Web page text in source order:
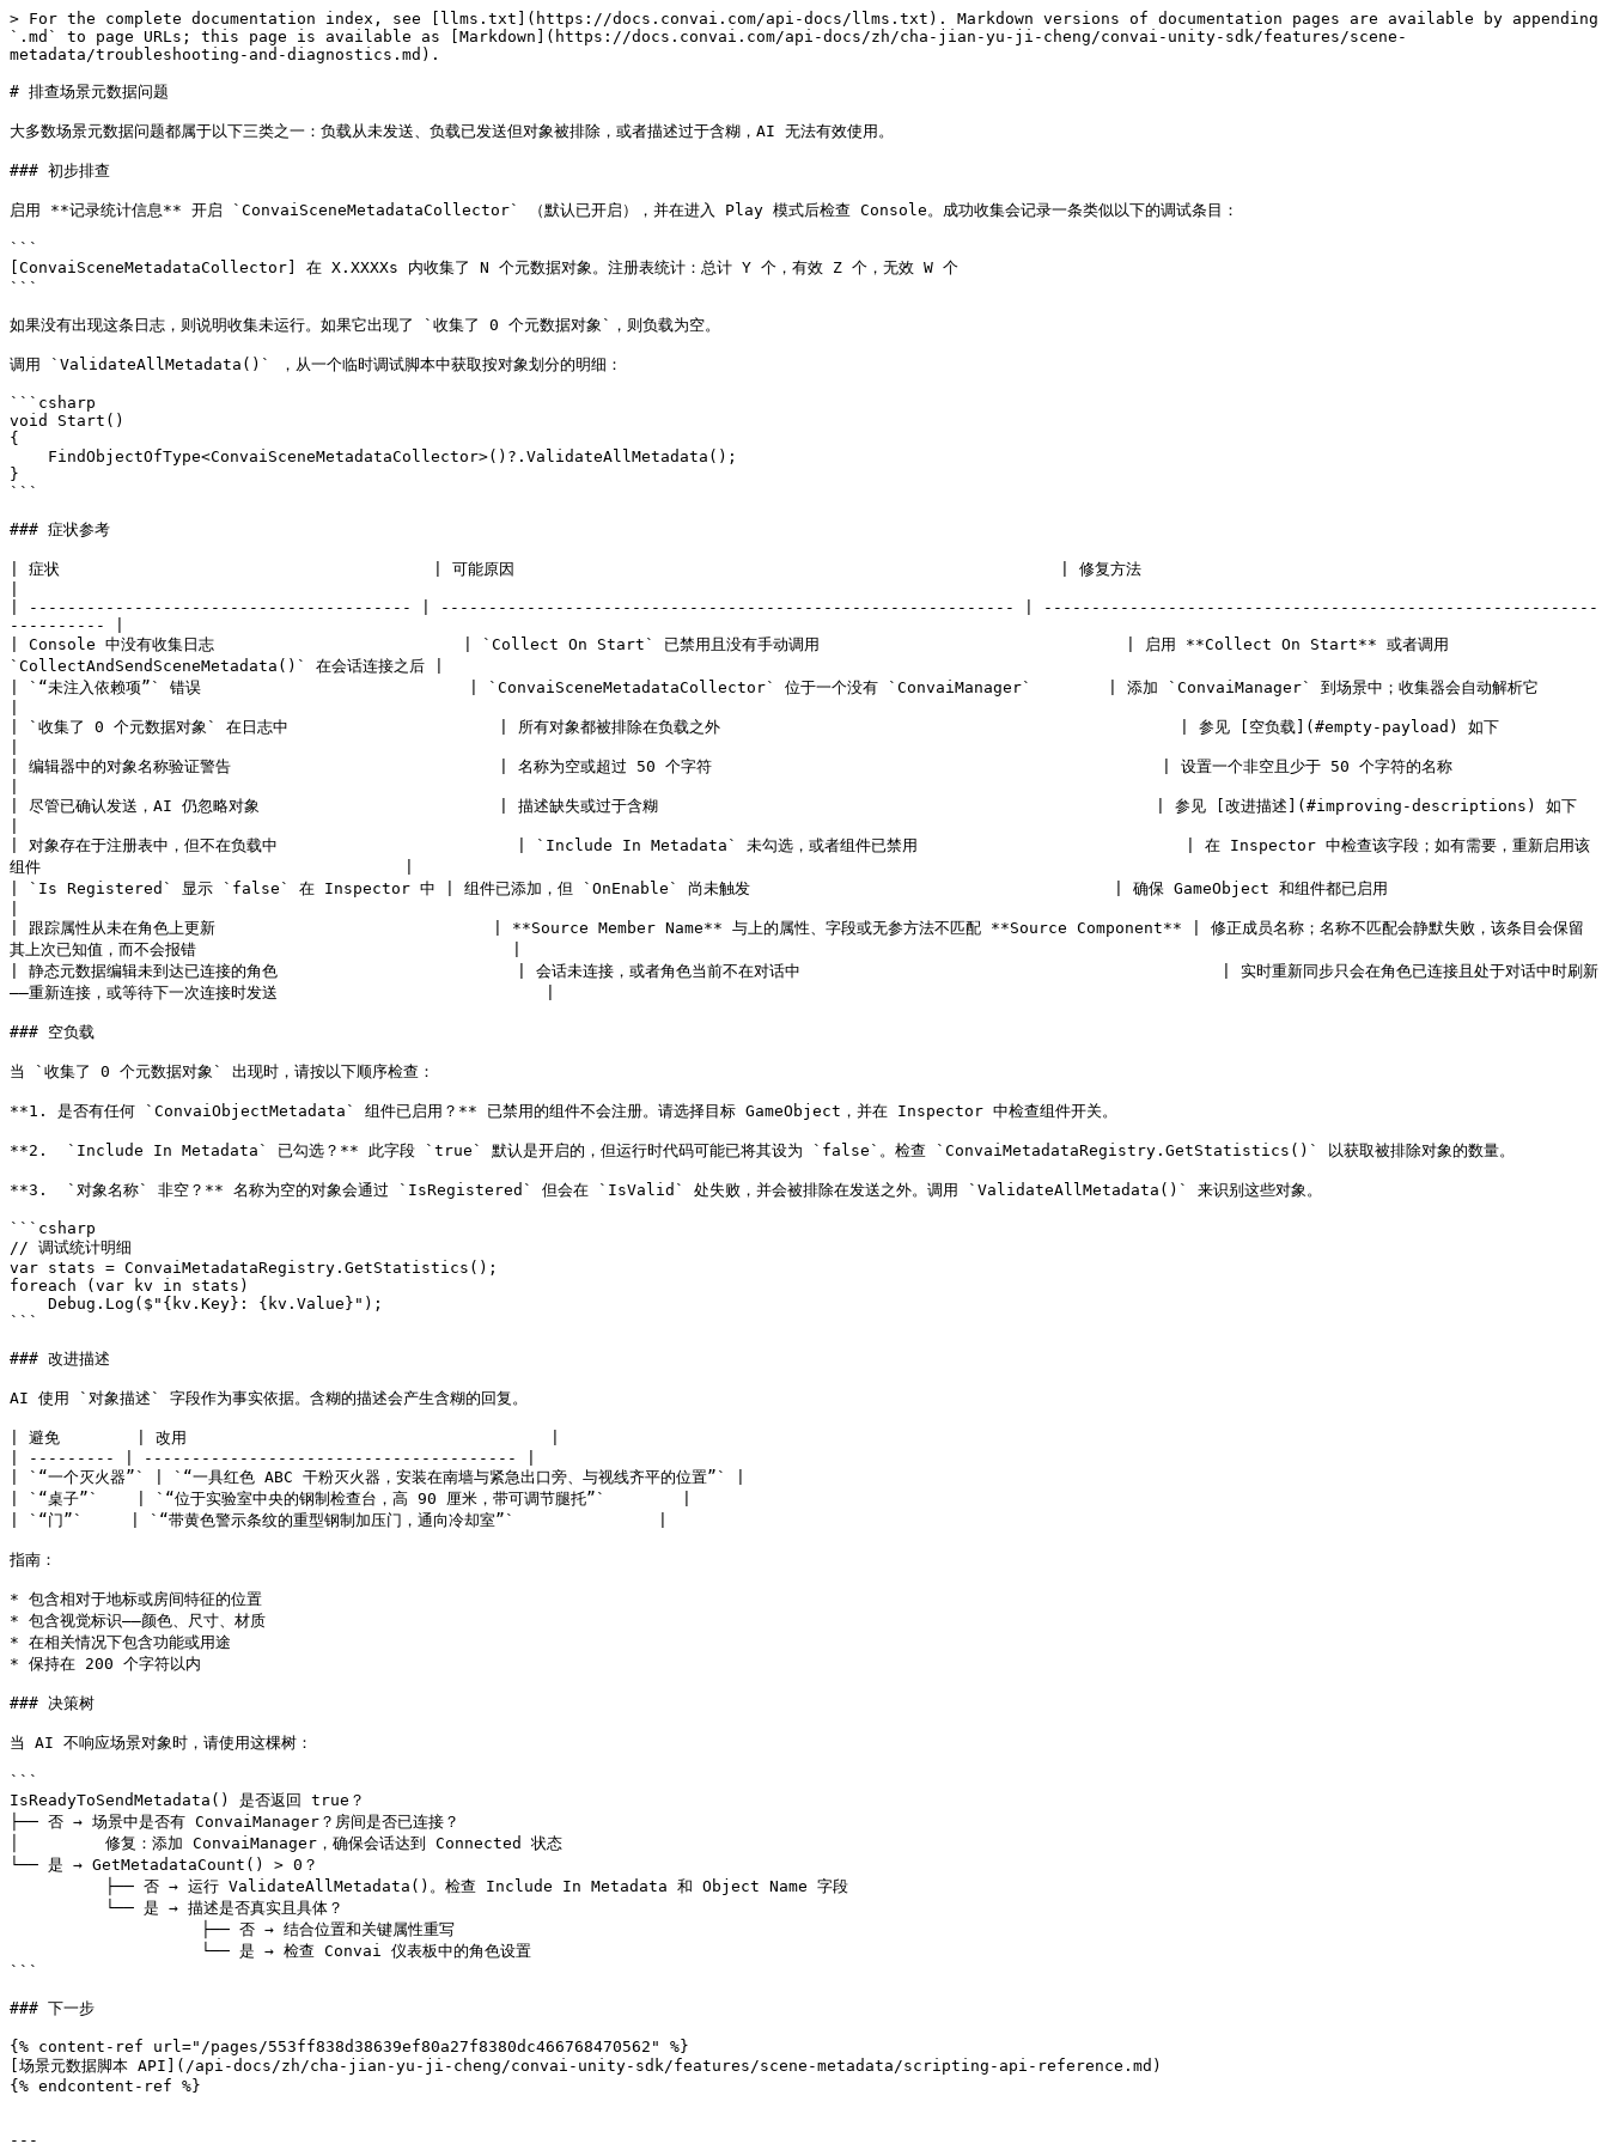
> For the complete documentation index, see [llms.txt](https://docs.convai.com/api-docs/llms.txt). Markdown versions of documentation pages are available by appending
`.md` to page URLs; this page is available as [Markdown](https://docs.convai.com/api-docs/zh/cha-jian-yu-ji-cheng/convai-unity-sdk/features/scene-
metadata/troubleshooting-and-diagnostics.md).
# 排查场景元数据问题
大多数场景元数据问题都属于以下三类之一：负载从未发送、负载已发送但对象被排除，或者描述过于含糊，AI 无法有效使用。
### 初步排查
启用 **记录统计信息** 开启 `ConvaiSceneMetadataCollector` （默认已开启），并在进入 Play 模式后检查 Console。成功收集会记录一条类似以下的调试条目：
```
[ConvaiSceneMetadataCollector] 在 X.XXXXs 内收集了 N 个元数据对象。注册表统计：总计 Y 个，有效 Z 个，无效 W 个
```
如果没有出现这条日志，则说明收集未运行。如果它出现了 `收集了 0 个元数据对象`，则负载为空。
调用 `ValidateAllMetadata()` ，从一个临时调试脚本中获取按对象划分的明细：
```csharp
void Start()
{
}
```
### 症状参考
| 症状                                       | 可能原因                                                         | 修复方法
| ---------------------------------------- | ------------------------------------------------------------ | ----------------------------------------------------------
---------- |
| Console 中没有收集日志                          | `Collect On Start` 已禁用且没有手动调用                                | 启用 **Collect On Start** 或者调用
`CollectAndSendSceneMetadata()` 在会话连接之后 |
| `“未注入依赖项”` 错误                            | `ConvaiSceneMetadataCollector` 位于一个没有 `ConvaiManager`        | 添加 `ConvaiManager` 到场景中；收集器会自动解析它
| `收集了 0 个元数据对象` 在日志中                      | 所有对象都被排除在负载之外                                                | 参见 [空负载](#empty-payload) 如下
| 编辑器中的对象名称验证警告                            | 名称为空或超过 50 个字符                                               | 设置一个非空且少于 50 个字符的名称
| 尽管已确认发送，AI 仍忽略对象                         | 描述缺失或过于含糊                                                    | 参见 [改进描述](#improving-descriptions) 如下
| 对象存在于注册表中，但不在负载中                         | `Include In Metadata` 未勾选，或者组件已禁用                            | 在 Inspector 中检查该字段；如有需要，重新启用该
组件                                      |
| `Is Registered` 显示 `false` 在 Inspector 中 | 组件已添加，但 `OnEnable` 尚未触发                                      | 确保 GameObject 和组件都已启用
| 跟踪属性从未在角色上更新                             | **Source Member Name** 与上的属性、字段或无参方法不匹配 **Source Component** | 修正成员名称；名称不匹配会静默失败，该条目会保留
其上次已知值，而不会报错                                 |
| 静态元数据编辑未到达已连接的角色                         | 会话未连接，或者角色当前不在对话中                                            | 实时重新同步只会在角色已连接且处于对话中时刷新
——重新连接，或等待下一次连接时发送                            |
### 空负载
当 `收集了 0 个元数据对象` 出现时，请按以下顺序检查：
**1. 是否有任何 `ConvaiObjectMetadata` 组件已启用？** 已禁用的组件不会注册。请选择目标 GameObject，并在 Inspector 中检查组件开关。
**2.  `Include In Metadata` 已勾选？** 此字段 `true` 默认是开启的，但运行时代码可能已将其设为 `false`。检查 `ConvaiMetadataRegistry.GetStatistics()` 以获取被排除对象的数量。
**3.  `对象名称` 非空？** 名称为空的对象会通过 `IsRegistered` 但会在 `IsValid` 处失败，并会被排除在发送之外。调用 `ValidateAllMetadata()` 来识别这些对象。
```csharp
// 调试统计明细
var stats = ConvaiMetadataRegistry.GetStatistics();
foreach (var kv in stats)
```
### 改进描述
AI 使用 `对象描述` 字段作为事实依据。含糊的描述会产生含糊的回复。
| 避免        | 改用                                      |
| --------- | --------------------------------------- |
| `“一个灭火器”` | `“一具红色 ABC 干粉灭火器，安装在南墙与紧急出口旁、与视线齐平的位置”` |
| `“桌子”`    | `“位于实验室中央的钢制检查台，高 90 厘米，带可调节腿托”`        |
| `“门”`     | `“带黄色警示条纹的重型钢制加压门，通向冷却室”`               |
指南：
* 包含相对于地标或房间特征的位置
* 包含视觉标识——颜色、尺寸、材质
* 在相关情况下包含功能或用途
* 保持在 200 个字符以内
### 决策树
当 AI 不响应场景对象时，请使用这棵树：
```
IsReadyToSendMetadata() 是否返回 true？
├── 否 → 场景中是否有 ConvaiManager？房间是否已连接？
│         修复：添加 ConvaiManager，确保会话达到 Connected 状态
└── 是 → GetMetadataCount() > 0？
```
### 下一步
{% content-ref url="/pages/553ff838d38639ef80a27f8380dc466768470562" %}
[场景元数据脚本 API](/api-docs/zh/cha-jian-yu-ji-cheng/convai-unity-sdk/features/scene-metadata/scripting-api-reference.md)
{% endcontent-ref %}
---